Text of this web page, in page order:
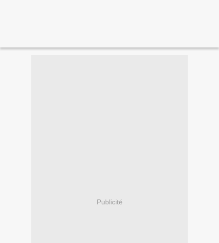
Publicité